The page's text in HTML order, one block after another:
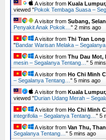
A visitor from Kuala
viewed "Pokok Tembaga Suasa –
A visitor from Subang,
Penyakit Anak Pokok… " 2 mins ago
A visitor from Thi Tran Long
"Bandar Warisan Melaka –
A visitor from Thu Dau Mot,
mesin – Segalanya Tentang… " 5
A visitor from Ho Chi Minh
– Segalanya Tentang… " 5 mins ago
A visitor from Kuala
viewed "Durian Udang Merah –
A visitor from Ho Chi Minh
integrifolia – Segalanya Tentang… " 5
A visitor from Van Thu,
Segalanya Tentang… " 5 mins ago